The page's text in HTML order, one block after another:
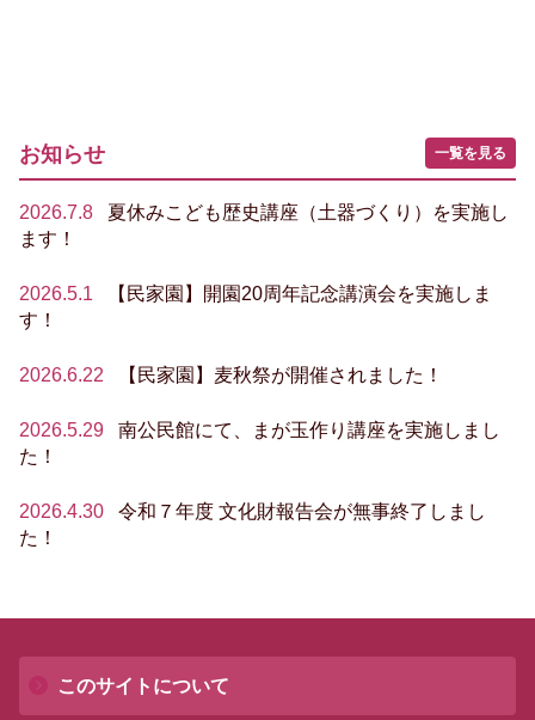
お知らせ 一覧を見る
2026.7.8
夏休みこども歴史講座（土器づくり）を実施し
ます！
2026.5.1
【民家園】開園20周年記念講演会を実施しま
す！
2026.6.22 【民家園】麦秋祭が開催されました！
2026.5.29
南公民館にて、まが玉作り講座を実施しまし
た！
2026.4.30
令和７年度 文化財報告会が無事終了しまし
た！
このサイトについて